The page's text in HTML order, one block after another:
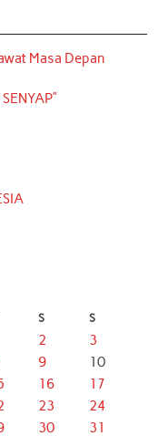
Masa Depan
S S
2
3
9
10
16
17
23
24
30 31